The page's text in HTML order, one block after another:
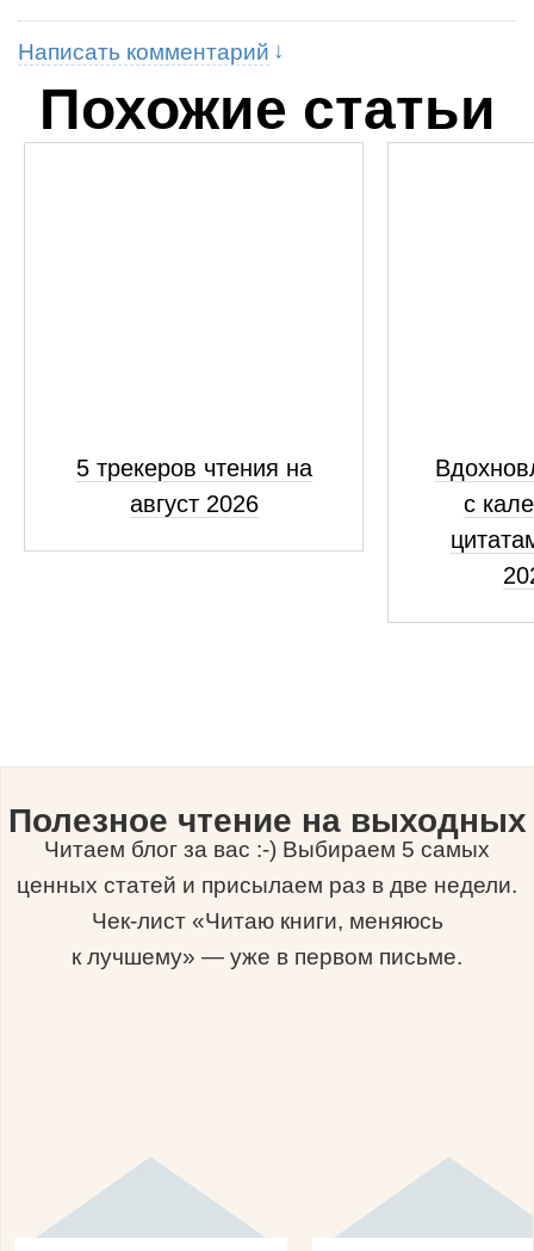
Написать комментарий
Похожие статьи
5 трекеров чтения на
август 2026
с
Полезное чтение на выходных
Читаем блог за вас :-) Выбираем 5 самых
ценных статей и присылаем раз в две недели.
Чек-лист «Читаю книги, меняюсь
к лучшему» — уже в первом письме.